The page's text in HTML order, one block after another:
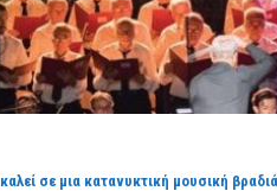
σε μια κατανυκτική μουσική